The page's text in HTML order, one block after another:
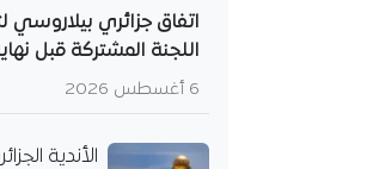
اتفاق جزائري بيلاروسي
اللجنة المشتركة قبل
6 أغسطس 2026
الأندية